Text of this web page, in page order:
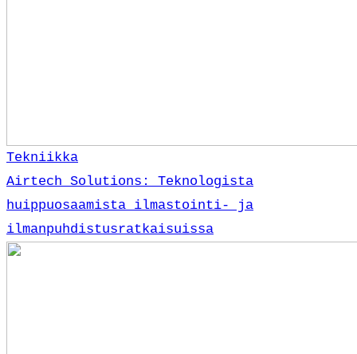
Tekniikka
Airtech Solutions: Teknologista
huippuosaamista ilmastointi- ja
ilmanpuhdistusratkaisuissa